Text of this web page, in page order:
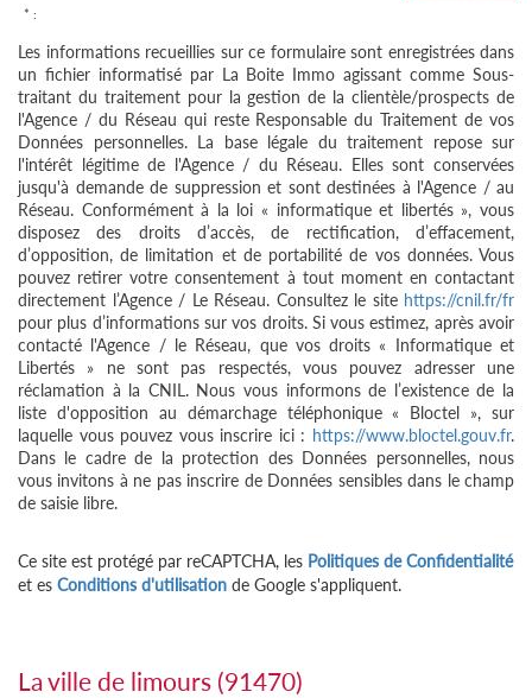
* :
Les informations recueillies sur ce formulaire sont enregistrées dans
un fichier informatisé par La Boite Immo agissant comme Sous-
traitant du traitement pour la gestion de la clientèle/prospects de
l'Agence / du Réseau qui reste Responsable du Traitement de vos
Données personnelles. La base légale du traitement repose sur
l'intérêt légitime de l'Agence / du Réseau. Elles sont conservées
jusqu'à demande de suppression et sont destinées à l'Agence / au
Réseau. Conformément à la loi « informatique et libertés », vous
disposez des droits d’accès, de rectification, d’effacement,
d’opposition, de limitation et de portabilité de vos données. Vous
pouvez retirer votre consentement à tout moment en contactant
directement l’Agence / Le Réseau. Consultez le site https://cnil.fr/fr
pour plus d’informations sur vos droits. Si vous estimez, après avoir
contacté l'Agence / le Réseau, que vos droits « Informatique et
Libertés » ne sont pas respectés, vous pouvez adresser une
réclamation à la CNIL. Nous vous informons de l’existence de la
liste d'opposition au démarchage téléphonique « Bloctel », sur
laquelle vous pouvez vous inscrire ici : https://www.bloctel.gouv.fr.
Dans le cadre de la protection des Données personnelles, nous
vous invitons à ne pas inscrire de Données sensibles dans le champ
de saisie libre.
Ce site est protégé par reCAPTCHA, les Politiques de Confidentialité
et es Conditions d'utilisation de Google s'appliquent.
la ville de limours (91470)